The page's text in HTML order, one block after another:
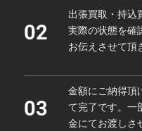
02
出張買取・持込
実際の状態を確
お伝えさせて頂
03
金額にご納得頂
て完了です。一
金にてお渡しさ